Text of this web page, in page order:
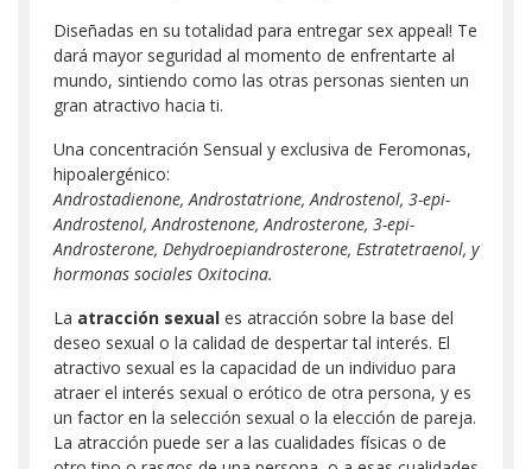
Diseñadas en su totalidad para entregar sex appeal! Te
dará mayor seguridad al momento de enfrentarte al
mundo, sintiendo como las otras personas sienten un
gran atractivo hacia ti.
Una concentración Sensual y exclusiva de Feromonas,
hipoalergénico:
Androstadienone, Androstatrione, Androstenol, 3-epi-
Androstenol, Androstenone, Androsterone, 3-epi-
Androsterone, Dehydroepiandrosterone, Estratetraenol, y
hormonas sociales Oxitocina.
La atracción sexual es atracción sobre la base del
deseo sexual o la calidad de despertar tal interés. El
atractivo sexual es la capacidad de un individuo para
atraer el interés sexual o erótico de otra persona, y es
un factor en la selección sexual o la elección de pareja.
La atracción puede ser a las cualidades físicas o de